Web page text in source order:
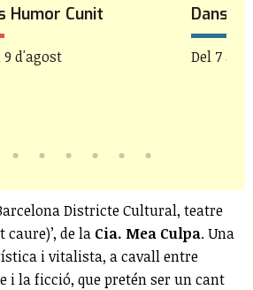
Humor Cunit
9 d'agost Del 7 al
Districte Cultural, teatre
caure)’, de la Cia. Mea Culpa. Una
i vitalista, a cavall entre
i la ficció, que pretén ser un cant